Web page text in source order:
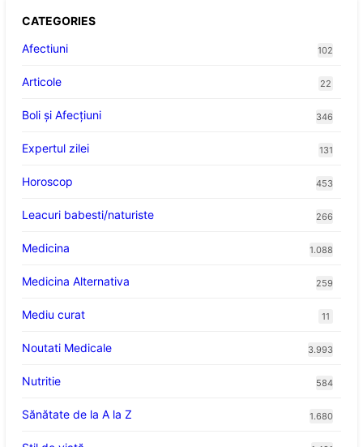
CATEGORIES
Afectiuni
102
Articole 22
Boli și Afecțiuni 346
Expertul zilei 131
Horoscop 453
Leacuri babesti/naturiste 266
Medicina 1.088
Medicina Alternativa 259
Mediu curat 11
Noutati Medicale 3.993
Nutritie 584
Sănătate de la A la Z 1.680